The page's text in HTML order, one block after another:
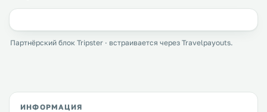
Партнёрский блок Tripster · встраивается через Travelpayouts.
ИНФОРМАЦИЯ